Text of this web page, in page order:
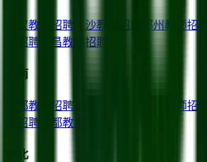
武汉教师招聘 长沙教师招聘 郑州教师招聘
师招聘
宜昌教师招聘
西南
成都教师招聘 教师招聘
师招聘
昌都教师招聘
西北